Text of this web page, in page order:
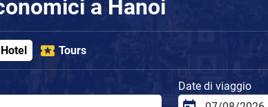
a Hanoi
Hotel Tours
Date di viaggio